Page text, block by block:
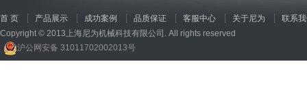
首 页 产品展示 成功案例 品质保证 客服中心 关于尼为
联系
Copyright © 2013上海尼为机械科技有限公司. All rights reserved
沪公网安备 31011702002013号